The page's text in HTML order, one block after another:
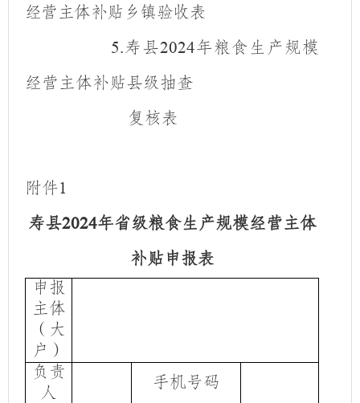
经营主体补贴乡镇验收表
5.寿县2024年粮食生产规模
经营主体补贴县级抽查
复核表
附件1
寿县2024年省级粮食生产规模经营主体
补贴申报表
申报
主体
（大
户）
负责
人
手机号码